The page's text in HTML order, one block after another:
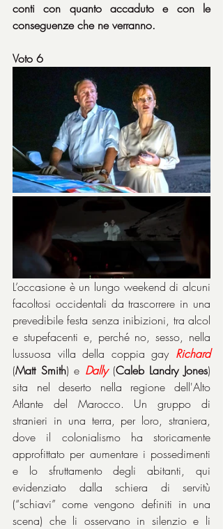
conti con quanto accaduto e con le
conseguenze che ne verranno.
Voto 6
L’occasione è un lungo weekend di alcuni
facoltosi occidentali da trascorrere in una
prevedibile festa senza inibizioni, tra alcol
e stupefacenti e, perché no, sesso, nella
lussuosa villa della coppia gay Richard
(Matt Smith) e Dally (Caleb Landry Jones)
sita nel deserto nella regione dell'Alto
Atlante del Marocco. Un gruppo di
stranieri in una terra, per loro, straniera,
dove il colonialismo ha storicamente
approfittato per aumentare i possedimenti
e lo sfruttamento degli abitanti, qui
evidenziato dalla schiera di servitù
(“schiavi” come vengono definiti in una
scena) che li osservano in silenzio e li